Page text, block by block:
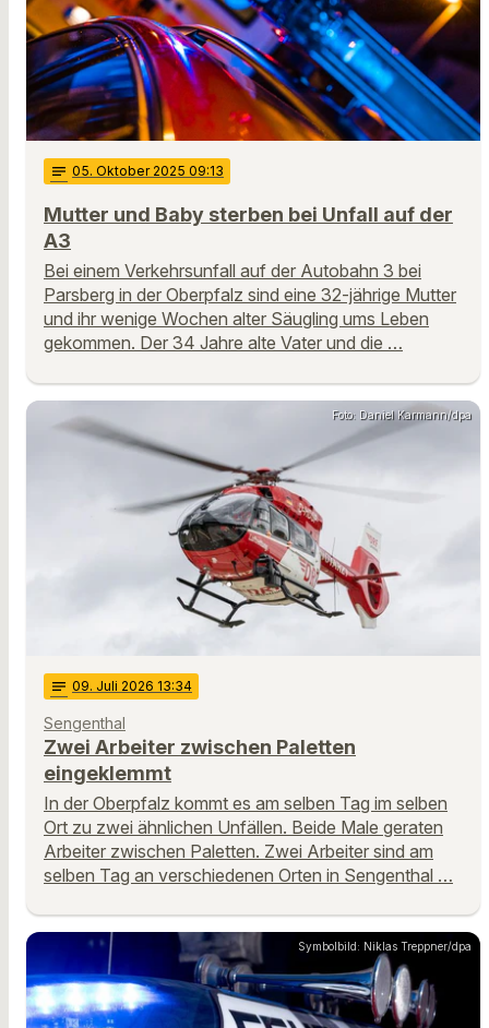
notes 05. Oktober 2025 09:13
Mutter und Baby sterben bei Unfall auf der
A3
Bei einem Verkehrsunfall auf der Autobahn 3 bei
Parsberg in der Oberpfalz sind eine 32-jährige Mutter
und ihr wenige Wochen alter Säugling ums Leben
gekommen. Der 34 Jahre alte Vater und die …
Foto: Daniel Karmann/dpa
notes 09. Juli 2026 13:34
Sengenthal
Zwei Arbeiter zwischen Paletten
eingeklemmt
In der Oberpfalz kommt es am selben Tag im selben
Ort zu zwei ähnlichen Unfällen. Beide Male geraten
Arbeiter zwischen Paletten. Zwei Arbeiter sind am
selben Tag an verschiedenen Orten in Sengenthal …
Symbolbild: Niklas Treppner/dpa